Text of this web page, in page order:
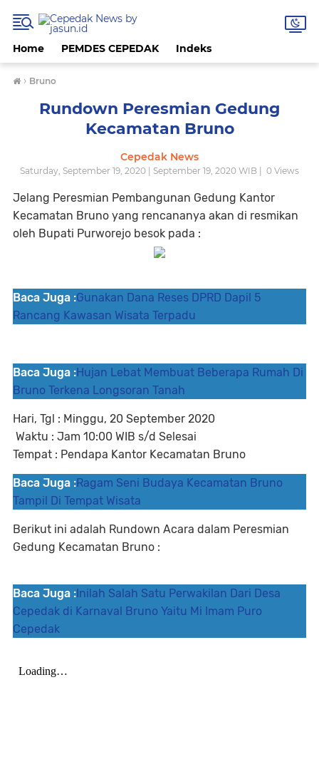
Home PEMDES CEPEDAK Indeks
› Bruno
Rundown Peresmian Gedung
Kecamatan Bruno
Cepedak News
Saturday, September 19, 2020 | September 19, 2020 WIB | 0 Views
Jelang Peresmian Pembangunan Gedung Kantor
Kecamatan Bruno yang rencananya akan di resmikan
oleh Bupati Purworejo besok pada :
Baca Juga :Gunakan Dana Reses DPRD Dapil 5
Rancang Kawasan Wisata Terpadu
Baca Juga :Hujan Lebat Membuat Beberapa Rumah Di
Bruno Terkena Longsoran Tanah
Hari, Tgl : Minggu, 20 September 2020
Waktu : Jam 10:00 WIB s/d Selesai
Tempat : Pendapa Kantor Kecamatan Bruno
Baca Juga :Ragam Seni Budaya Kecamatan Bruno
Tampil Di Tempat Wisata
Berikut ini adalah Rundown Acara dalam Peresmian
Gedung Kecamatan Bruno :
Baca Juga :Inilah Salah Satu Perwakilan Dari Desa
Cepedak di Karnaval Bruno Yaitu Mi Imam Puro
Cepedak